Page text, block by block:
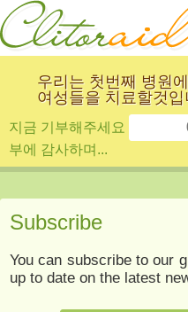
우리는 첫번째 병원
여성들을 치료할것
지금 기부해주세요
부에 감사하며...
Subscribe
You can subscribe to our
up to date on the latest